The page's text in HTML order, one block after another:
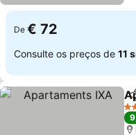
De € 72
Consulte os preços de 11
4